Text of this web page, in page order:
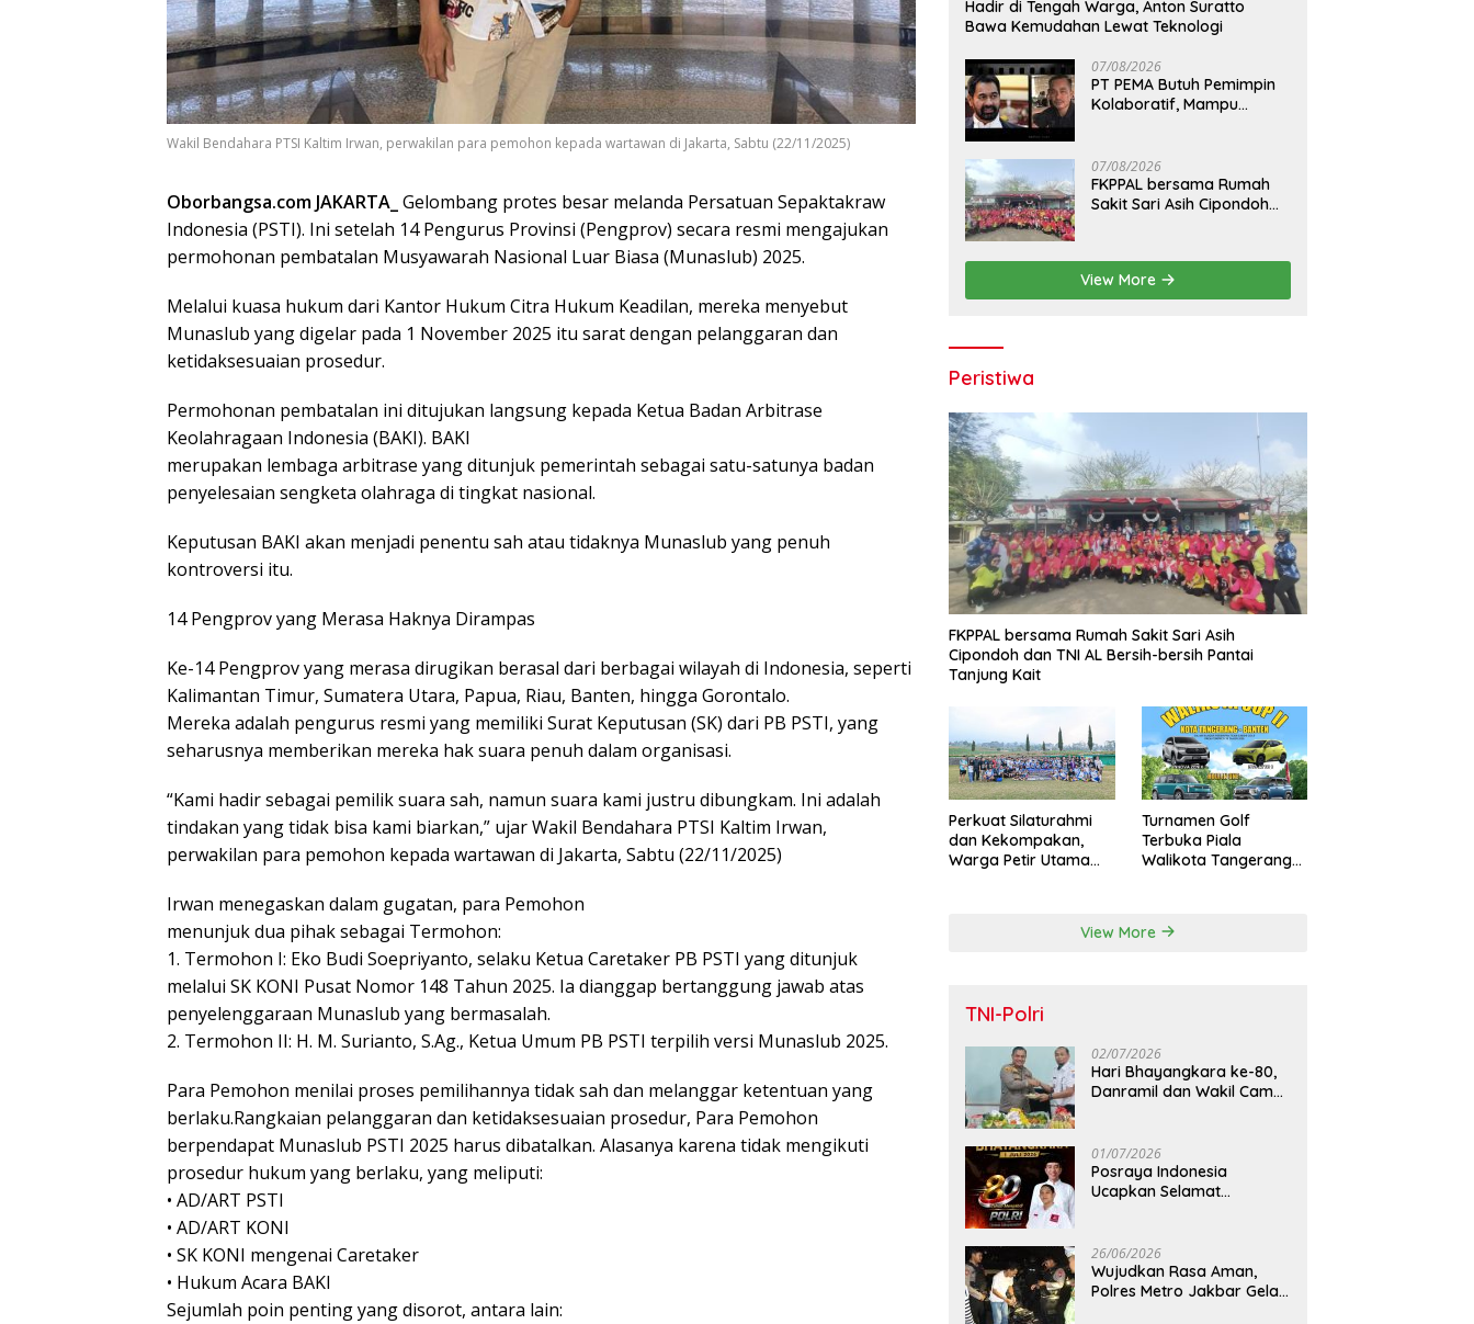
Wakil Bendahara PTSI Kaltim Irwan, perwakilan para pemohon kepada wartawan di Jakarta, Sabtu (22/11/2025)
Oborbangsa.com JAKARTA_ Gelombang protes besar melanda Persatuan Sepaktakraw
Indonesia (PSTI). Ini setelah 14 Pengurus Provinsi (Pengprov) secara resmi mengajukan
permohonan pembatalan Musyawarah Nasional Luar Biasa (Munaslub) 2025.
Melalui kuasa hukum dari Kantor Hukum Citra Hukum Keadilan, mereka menyebut
Munaslub yang digelar pada 1 November 2025 itu sarat dengan pelanggaran dan
ketidaksesuaian prosedur.
Permohonan pembatalan ini ditujukan langsung kepada Ketua Badan Arbitrase
Keolahragaan Indonesia (BAKI). BAKI
merupakan lembaga arbitrase yang ditunjuk pemerintah sebagai satu-satunya badan
penyelesaian sengketa olahraga di tingkat nasional.
Keputusan BAKI akan menjadi penentu sah atau tidaknya Munaslub yang penuh
kontroversi itu.
14 Pengprov yang Merasa Haknya Dirampas
Ke-14 Pengprov yang merasa dirugikan berasal dari berbagai wilayah di Indonesia, seperti
Kalimantan Timur, Sumatera Utara, Papua, Riau, Banten, hingga Gorontalo.
Mereka adalah pengurus resmi yang memiliki Surat Keputusan (SK) dari PB PSTI, yang
seharusnya memberikan mereka hak suara penuh dalam organisasi.
“Kami hadir sebagai pemilik suara sah, namun suara kami justru dibungkam. Ini adalah
tindakan yang tidak bisa kami biarkan,” ujar Wakil Bendahara PTSI Kaltim Irwan,
perwakilan para pemohon kepada wartawan di Jakarta, Sabtu (22/11/2025)
Irwan menegaskan dalam gugatan, para Pemohon
menunjuk dua pihak sebagai Termohon:
1. Termohon I: Eko Budi Soepriyanto, selaku Ketua Caretaker PB PSTI yang ditunjuk
melalui SK KONI Pusat Nomor 148 Tahun 2025. Ia dianggap bertanggung jawab atas
penyelenggaraan Munaslub yang bermasalah.
2. Termohon II: H. M. Surianto, S.Ag., Ketua Umum PB PSTI terpilih versi Munaslub 2025.
Para Pemohon menilai proses pemilihannya tidak sah dan melanggar ketentuan yang
berlaku.Rangkaian pelanggaran dan ketidaksesuaian prosedur, Para Pemohon
berpendapat Munaslub PSTI 2025 harus dibatalkan. Alasanya karena tidak mengikuti
prosedur hukum yang berlaku, yang meliputi:
• AD/ART PSTI
• AD/ART KONI
• SK KONI mengenai Caretaker
• Hukum Acara BAKI
Sejumlah poin penting yang disorot, antara lain:
Hadir di Tengah Warga, Anton Suratto
Bawa Kemudahan Lewat Teknologi
07/08/2026
PT PEMA Butuh Pemimpin
Kolaboratif, Mampu
07/08/2026
FKPPAL bersama Rumah
Sakit Sari Asih Cipondoh
View More
Peristiwa
FKPPAL bersama Rumah Sakit Sari Asih
Cipondoh dan TNI AL Bersih-bersih Pantai
Tanjung Kait
Perkuat Silaturahmi
dan Kekompakan,
Warga Petir Utama
Turnamen Golf
Terbuka Piala
Walikota Tangerang
View More
TNI-Polri
02/07/2026
Hari Bhayangkara ke-80,
Danramil dan Wakil Camat
01/07/2026
Posraya Indonesia
Ucapkan Selamat
Polri Menjaga Kamtibmas
26/06/2026
Wujudkan Rasa Aman,
Polres Metro Jakbar Gelar